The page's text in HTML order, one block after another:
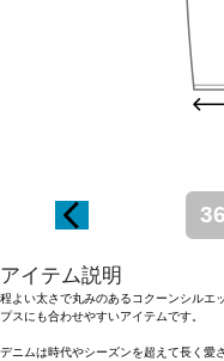
36
アイテム説明
程よい太さで丸みのあるコクーンシルエ
プスにも合わせやすいアイテムです。
デニムは時代やシーズンを超えて長く愛